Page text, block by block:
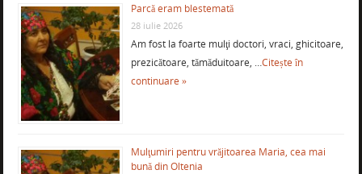
Parcă eram blestemată
28 iulie 2026
Am fost la foarte mulţi doctori, vraci, ghicitoare,
prezicătoare, tămăduitoare, …Citește în
continuare »
Mulţumiri pentru vrăjitoarea Maria, cea mai
bună din Oltenia